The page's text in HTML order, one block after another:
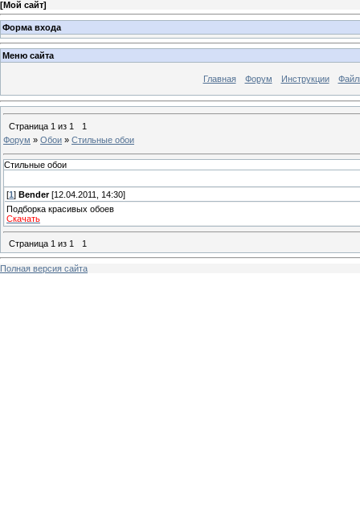
[Мой сайт]
Форма входа
Меню сайта
Главная Форум Инструкции
Страница 1 из 1
1
Форум » Обои » Стильные обои
Стильные обои
[1 ] Bender[12.04.2011, 14:30]
Подборка красивых обоев
Скачать
Страница 1 из 1 1
Полная версия сайта